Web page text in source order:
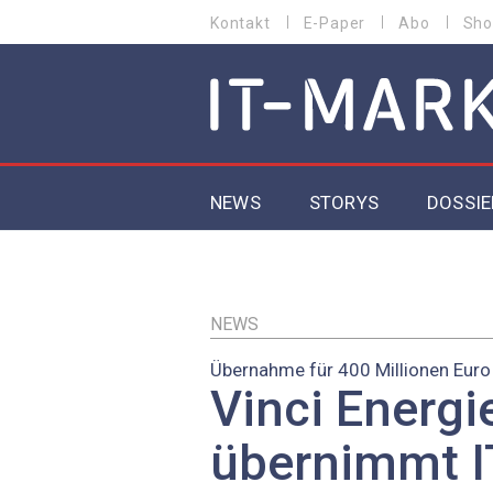
zum
MENU
Kontakt E-Paper Abo
MAIN NAVIGATION
NEWS STORYS
EU-
NEWS
Übernahme für 400 Millionen Euro
Vinci
übernimmt